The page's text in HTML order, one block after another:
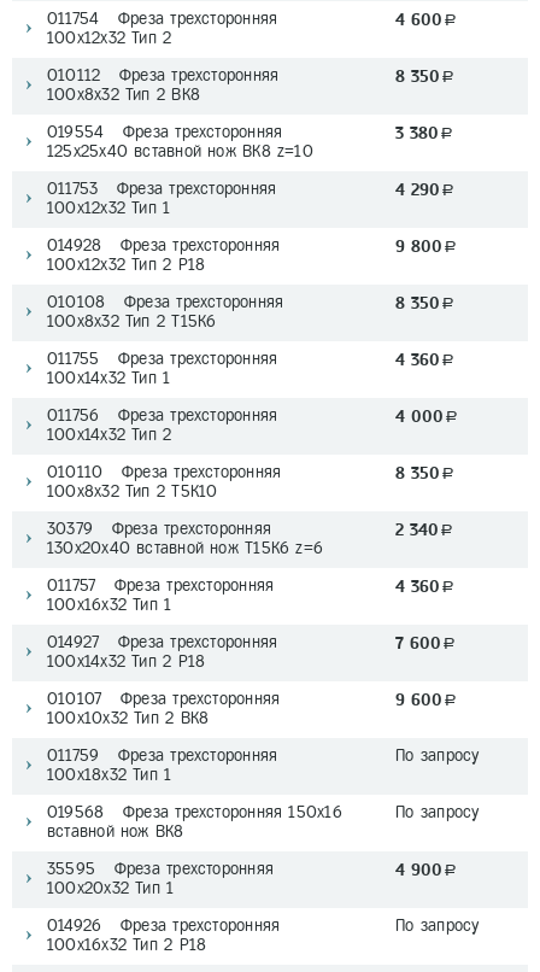
011754 Фреза трехсторонняя
100х12х32 Тип 2
4 600 a
010112 Фреза трехсторонняя
100х8х32 Тип 2 BK8
8 350 a
019554 Фреза трехсторонняя
125х25x40 вставной нож ВК8 z=10
3 380 a
011753 Фреза трехсторонняя
100х12х32 Тип 1
4 290 a
014928 Фреза трехсторонняя
100х12х32 Тип 2 P18
9 800 a
010108 Фреза трехсторонняя
100х8х32 Тип 2 T15K6
8 350 a
011755 Фреза трехсторонняя
100х14х32 Тип 1
4 360 a
011756 Фреза трехсторонняя
100х14х32 Тип 2
4 000 a
010110 Фреза трехсторонняя
100х8х32 Тип 2 T5K10
8 350 a
30379 Фреза трехсторонняя
130х20x40 вставной нож T15K6 z=6
2 340 a
011757 Фреза трехсторонняя
100х16х32 Тип 1
4 360 a
014927 Фреза трехсторонняя
100х14х32 Тип 2 P18
7 600 a
010107 Фреза трехсторонняя
100х10х32 Тип 2 BK8
9 600 a
011759 Фреза трехсторонняя
100х18х32 Тип 1
По запросу
019568 Фреза трехсторонняя 150х16
вставной нож ВК8
По запросу
35595 Фреза трехсторонняя
100х20х32 Тип 1
4 900 a
014926 Фреза трехсторонняя
100х16х32 Тип 2 P18
По запросу